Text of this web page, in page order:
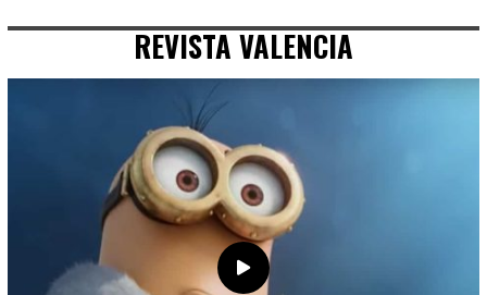
REVISTA VALENCIA